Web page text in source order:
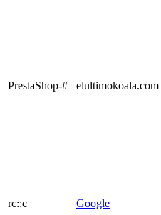
PrestaShop-# elultimokoala.com
rc::c Google